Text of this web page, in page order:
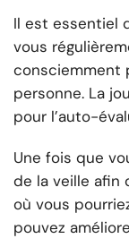
Il est essentiel
vous
consciemment
personne. La
pour l’auto-
Une fois que
de la veille afin
où vous
pouvez